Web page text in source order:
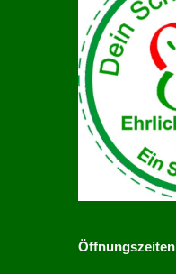
Öffnungszeiten